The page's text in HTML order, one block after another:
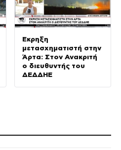
Έκρηξη
μετασχηματιστή στην
Άρτα: Στον Ανακριτή
ο διευθυντής του
ΔΕΔΔΗΕ